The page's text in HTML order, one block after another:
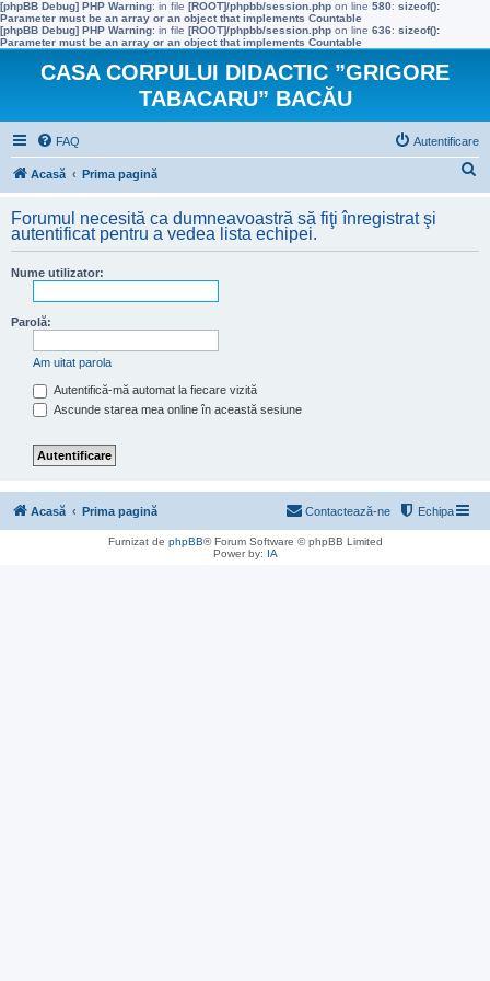
[phpBB Debug] PHP Warning: in file [ROOT]/phpbb/session.php on line 580: sizeof():
Parameter must be an array or an object that implements Countable
[phpBB Debug] PHP Warning: in file [ROOT]/phpbb/session.php on line 636: sizeof():
Parameter must be an array or an object that implements Countable
CASA CORPULUI DIDACTIC ”GRIGORE
TABACARU” BACĂU
FAQ Autentificare
Acasă Prima pagină
t
Forumul necesită ca dumneavoastră să fiţi înregistrat şi
autentificat pentru a vedea lista echipei.
Nume utilizator:
Parolă:
Am uitat parola
Autentifică-mă automat la fiecare vizită
Ascunde starea mea online în această sesiune
Acasă Prima pagină Echipa
Contactează-ne
Furnizat de phpBB® Forum Software © phpBB Limited
Power by: IA